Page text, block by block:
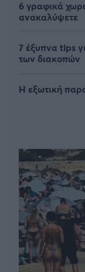
6 γραφικά
ανακαλύψετε
7 έξυπνα tips
των διακοπών
Η εξωτική